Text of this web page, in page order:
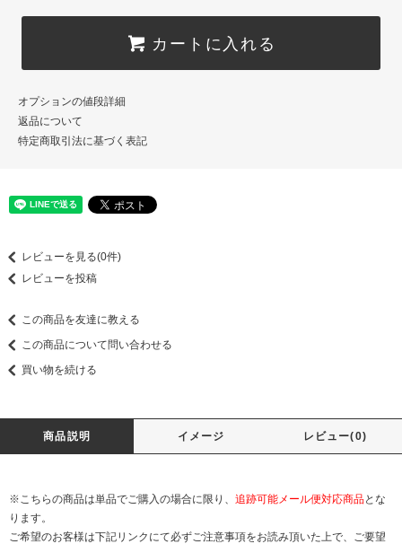
カートに入れる
オプションの値段詳細
返品について
特定商取引法に基づく表記
レビューを見る(0件)
レビューを投稿
この商品を友達に教える
この商品について問い合わせる
買い物を続ける
商品説明 イメージ レビュー(0)
※こちらの商品は単品でご購入の場合に限り、 追跡可能メール便対応商品とな
ります。
ご希望のお客様は下記リンクにて必ずご注意事項をお読み頂いた上で、ご要望